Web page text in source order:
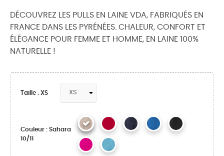
DÉCOUVREZ LES PULLS EN LAINE VDA, FABRIQUÉS EN
FRANCE DANS LES PYRÉNÉES. CHALEUR, CONFORT ET
ÉLÉGANCE POUR FEMME ET HOMME, EN LAINE 100%
NATURELLE !
Taille : XS
Couleur : Sahara
10/11